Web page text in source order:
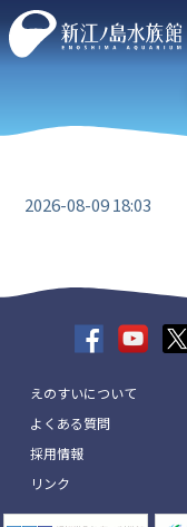
2026-08-09 18:03
えのすいについて
よくある質問
採用情報
リンク